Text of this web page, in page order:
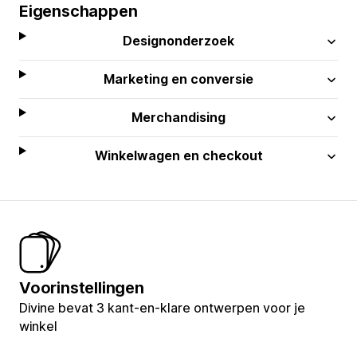
Eigenschappen
Designonderzoek
Marketing en conversie
Merchandising
Winkelwagen en checkout
Voorinstellingen
Divine bevat 3 kant-en-klare ontwerpen voor je
winkel